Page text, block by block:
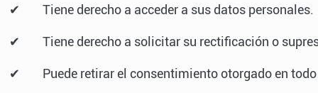
✔ Tiene derecho a acceder a sus datos personales.
✔ Tiene derecho a solicitar su rectificación o
✔ Puede retirar el consentimiento otorgado en todo